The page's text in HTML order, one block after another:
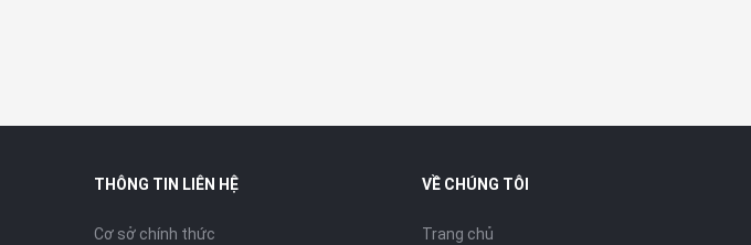
THÔNG TIN LIÊN HỆ
Cơ sở chính thức
VỀ CHÚNG TÔI
Trang chủ